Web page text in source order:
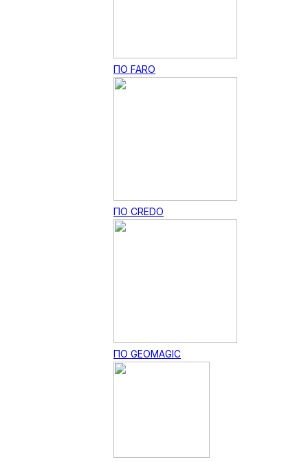
ПО FARO
ПО CREDO
ПО GEOMAGIC